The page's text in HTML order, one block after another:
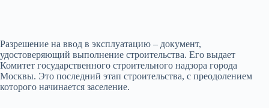
Разрешение на ввод в эксплуатацию – документ,
удостоверяющий выполнение строительства. Его выдает
Комитет государственного строительного надзора города
Москвы. Это последний этап строительства, с преодолением
которого начинается заселение.